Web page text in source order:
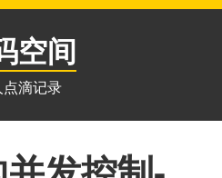
空间
滴记录